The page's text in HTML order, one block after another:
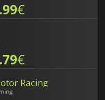
€
€
Racing